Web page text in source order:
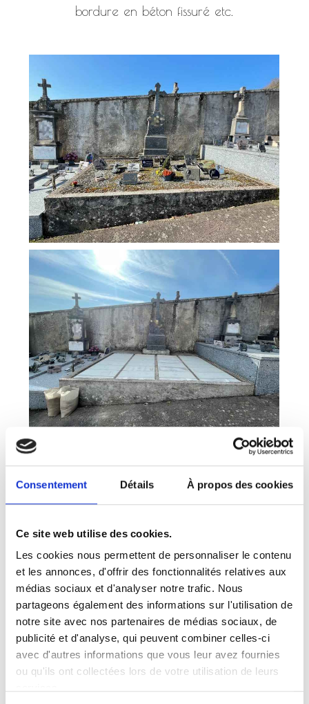
Consentement Détails À propos des cookies
Ce site web utilise des cookies.
Les cookies nous permettent de personnaliser le contenu
et les annonces, d'offrir des fonctionnalités relatives aux
médias sociaux et d'analyser notre trafic. Nous
partageons également des informations sur l'utilisation de
notre site avec nos partenaires de médias sociaux, de
publicité et d'analyse, qui peuvent combiner celles-ci
avec d'autres informations que vous leur avez fournies
ou qu'ils ont collectées lors de votre utilisation de leurs
bordure en béton fissuré etc.